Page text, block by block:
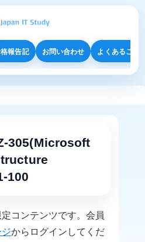
報告記 お問い合わせ よくあるご質
305(Microsoft
100
コンテンツです。会員
からログインしてくだ